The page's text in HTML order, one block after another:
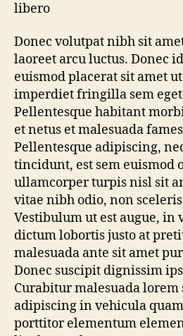
libero
Donec volutpat nibh sit
laoreet arcu luctus. Donec
euismod placerat sit amet
imperdiet fringilla sem
Pellentesque habitant
et netus et malesuada
Pellentesque adipiscing,
tincidunt, est sem euismod
ullamcorper turpis nisl sit
vitae nibh odio, non
Vestibulum ut est augue, in
dictum lobortis justo at
malesuada ante sit amet
Donec suscipit dignissim
Curabitur malesuada lorem
adipiscing in vehicula
porttitor elementum